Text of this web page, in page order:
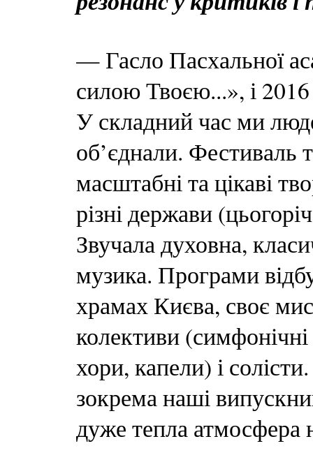
— Гасло Пасхальної
силою Твоєю...», і
У складний час ми
об’єднали. Фестиваль
масштабні та цікаві
різні держави
Звучала духовна,
музика. Програми
храмах Києва, своє
колективи
хори, капели) і
зокрема наші
дуже тепла атмосфера